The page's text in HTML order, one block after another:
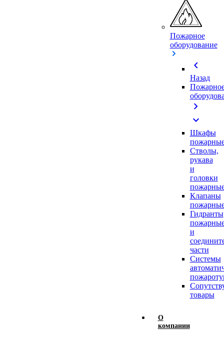
Пожарное
оборудование
chevron_left
Назад
chevron_right
expand_more
Шкафы
Стволы,
рукава
и
головки
Клапаны
Гидранты
и
части
Системы
товары
О
компании